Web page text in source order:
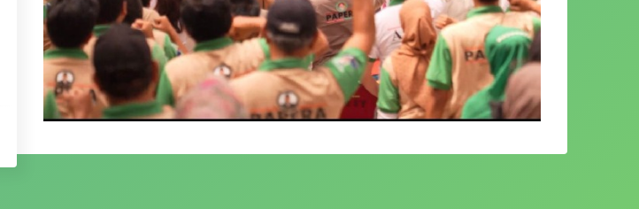
Penyebaran gerakan politik Padagang Pejuang Indonesia Raya